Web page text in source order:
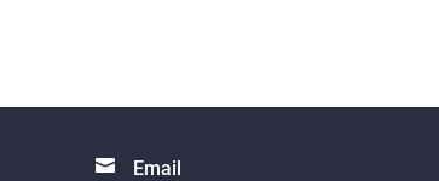
 Email